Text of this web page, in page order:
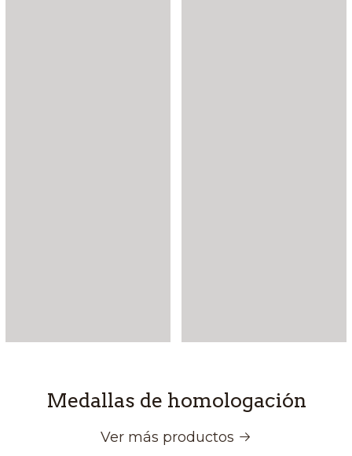
Medallas de homologación
Ver más productos